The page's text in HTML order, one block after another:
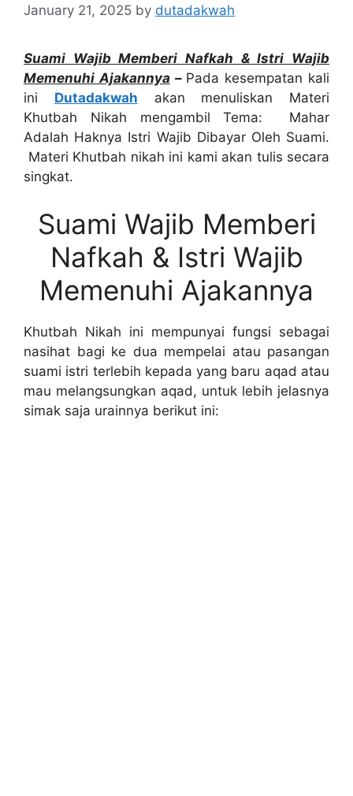
January 21, 2025 by dutadakwah
Suami Wajib Memberi Nafkah & Istri Wajib
Memenuhi Ajakannya– Pada kesempatan kali
ini Dutadakwah akan menuliskan Materi
Khutbah Nikah mengambil Tema: Mahar
Adalah Haknya Istri Wajib Dibayar Oleh Suami.
Materi Khutbah nikah ini kami akan tulis secara
singkat.
Suami Wajib Memberi
Nafkah & Istri Wajib
Memenuhi Ajakannya
Khutbah Nikah ini mempunyai fungsi sebagai
nasihat bagi ke dua mempelai atau pasangan
suami istri terlebih kepada yang baru aqad atau
mau melangsungkan aqad, untuk lebih jelasnya
simak saja urainnya berikut ini: